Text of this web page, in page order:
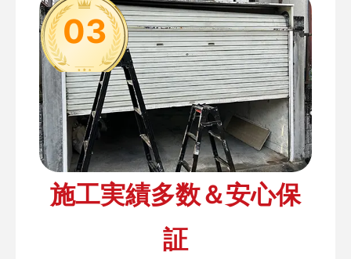
03
施工実績多数＆安心保
証